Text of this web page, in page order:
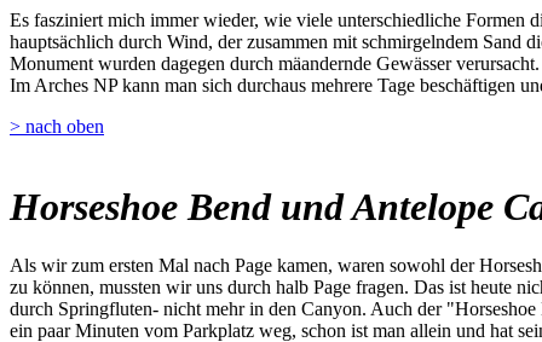
Es fasziniert mich immer wieder, wie viele unterschiedliche Formen
hauptsächlich durch Wind, der zusammen mit schmirgelndem Sand
Monument wurden dagegen durch mäandernde Gewässer verursacht.
Im Arches NP kann man sich durchaus mehrere Tage beschäftigen
> nach oben
Horseshoe Bend und Antelope
Als wir zum ersten Mal nach Page kamen, waren sowohl der
zu können, mussten wir uns durch halb Page fragen. Das ist heute
durch Springfluten- nicht mehr in den Canyon. Auch der
ein paar Minuten vom Parkplatz weg, schon ist man allein und hat